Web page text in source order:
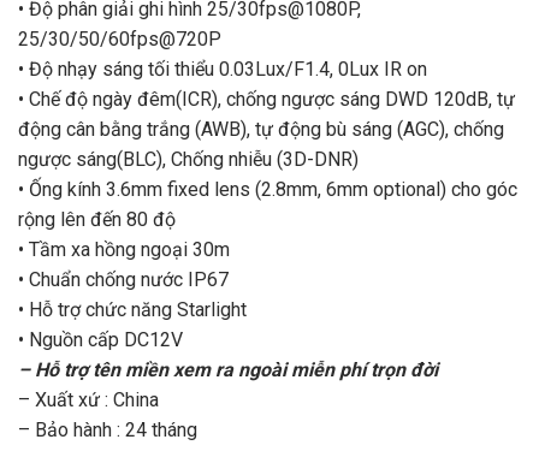
• Độ phân giải ghi hình 25/30fps@1080P,
25/30/50/60fps@720P
• Độ nhạy sáng tối thiểu 0.03Lux/F1.4, 0Lux IR on
• Chế độ ngày đêm(ICR), chống ngược sáng DWD 120dB, tự
động cân bằng trắng (AWB), tự động bù sáng (AGC), chống
ngược sáng(BLC), Chống nhiễu (3D-DNR)
• Ống kính 3.6mm fixed lens (2.8mm, 6mm optional) cho góc
rộng lên đến 80 độ
• Tầm xa hồng ngoại 30m
• Chuẩn chống nước IP67
• Hỗ trợ chức năng Starlight
• Nguồn cấp DC12V
– Hỗ trợ tên miền xem ra ngoài miễn phí trọn đời
– Xuất xứ : China
– Bảo hành : 24 tháng